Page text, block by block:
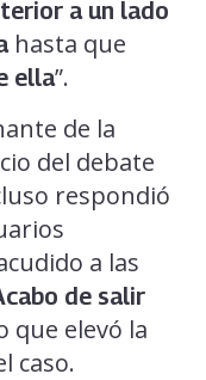
a un lado
hasta que
ella”.
de la
del debate
respondió
a las
de salir
que elevó la
caso.